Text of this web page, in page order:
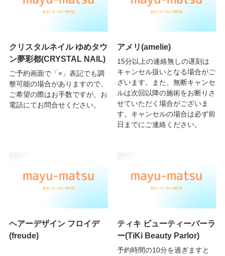
クリスタルネイル ゆめタウ
ン夢彩都(CRYSTAL NAIL)
ご予約画面で「×」表記でも調
整可能の場合がありますので、
ご希望の際はお手数ですが、お
電話にてお問合せください。
アメリ(amelie)
15分以上の連絡無しの遅刻は
キャンセル扱いとなる場合がご
ざいます。また、無断キャンセ
ルは次回以降の施術をお断りさ
せていただく場合がございま
す。キャンセルの場合は必ず前
日までにご連絡ください。
ヘアーデザイン フロイデ
(freude)
ティキ ビューティーパーラ
ー(TiKi Beauty Parlor)
予約時間の10分を過ぎますと